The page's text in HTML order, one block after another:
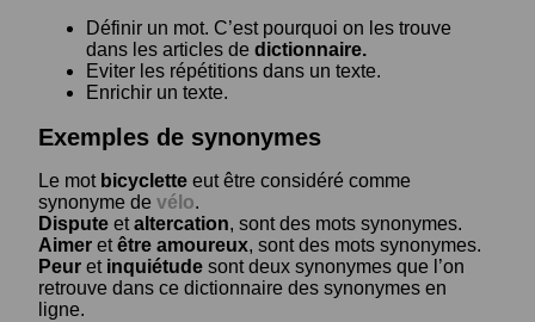
Définir un mot. C’est pourquoi on les trouve
dans les articles de dictionnaire.
Eviter les répétitions dans un texte.
Enrichir un texte.
Exemples de synonymes
Le mot bicyclette eut être considéré comme
synonyme de vélo.
Dispute etaltercation, sont des mots synonymes.
Aimer etêtre amoureux, sont des mots synonymes.
Peur et inquiétude sont deux synonymes que l’on
retrouve dans ce dictionnaire des synonymes en
ligne.